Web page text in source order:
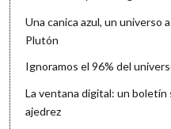
Una canica azul, un universo
Plutón
Ignoramos el 96% del
La ventana digital: un
ajedrez